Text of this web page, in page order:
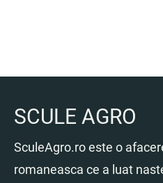
SCULE AGRO
SculeAgro.ro este o
romaneasca ce a luat